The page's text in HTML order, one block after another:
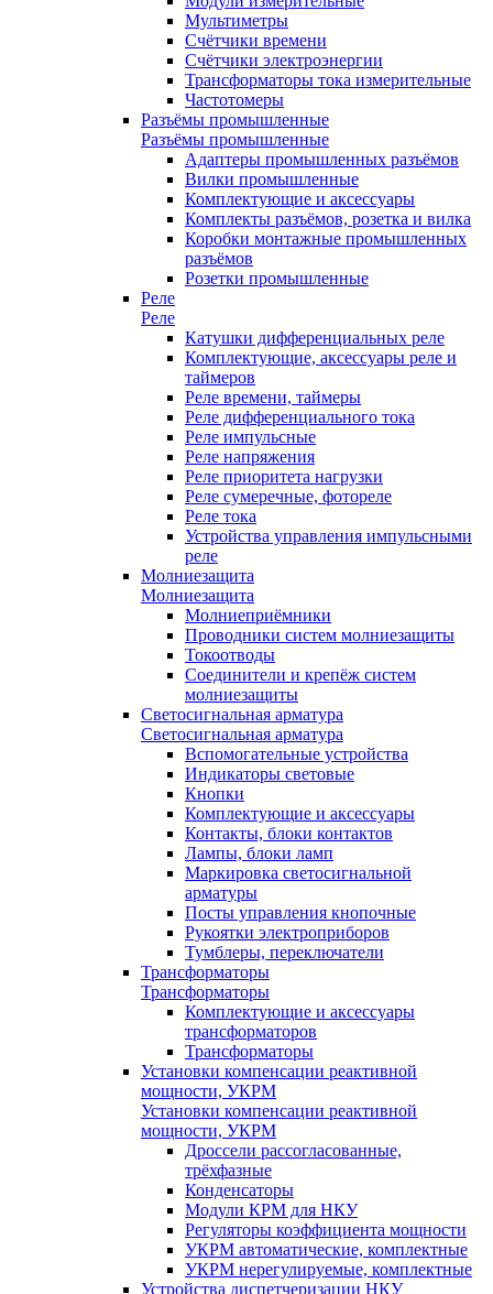
Мультиметры
Счётчики времени
Счётчики электроэнергии
Трансформаторы тока измерительные
Частотомеры
Разъёмы промышленные
Разъёмы промышленные
Адаптеры промышленных разъёмов
Вилки промышленные
Комплектующие и аксессуары
Комплекты разъёмов, розетка и вилка
Коробки монтажные промышленных
разъёмов
Розетки промышленные
Реле
Реле
Катушки дифференциальных реле
Комплектующие, аксессуары реле и
таймеров
Реле времени, таймеры
Реле дифференциального тока
Реле импульсные
Реле напряжения
Реле приоритета нагрузки
Реле сумеречные, фотореле
Реле тока
Устройства управления импульсными
реле
Молниезащита
Молниезащита
Молниеприёмники
Проводники систем молниезащиты
Токоотводы
Соединители и крепёж систем
молниезащиты
Светосигнальная арматура
Светосигнальная арматура
Вспомогательные устройства
Индикаторы световые
Кнопки
Комплектующие и аксессуары
Контакты, блоки контактов
Лампы, блоки ламп
Маркировка светосигнальной
арматуры
Посты управления кнопочные
Рукоятки электроприборов
Тумблеры, переключатели
Трансформаторы
Трансформаторы
Комплектующие и аксессуары
трансформаторов
Трансформаторы
Установки компенсации реактивной
мощности, УКРМ
Установки компенсации реактивной
мощности, УКРМ
Дроссели рассогласованные,
трёхфазные
Конденсаторы
Модули КРМ для НКУ
Регуляторы коэффициента мощности
УКРМ автоматические, комплектные
УКРМ нерегулируемые, комплектные
Устройства диспетчеризации НКУ